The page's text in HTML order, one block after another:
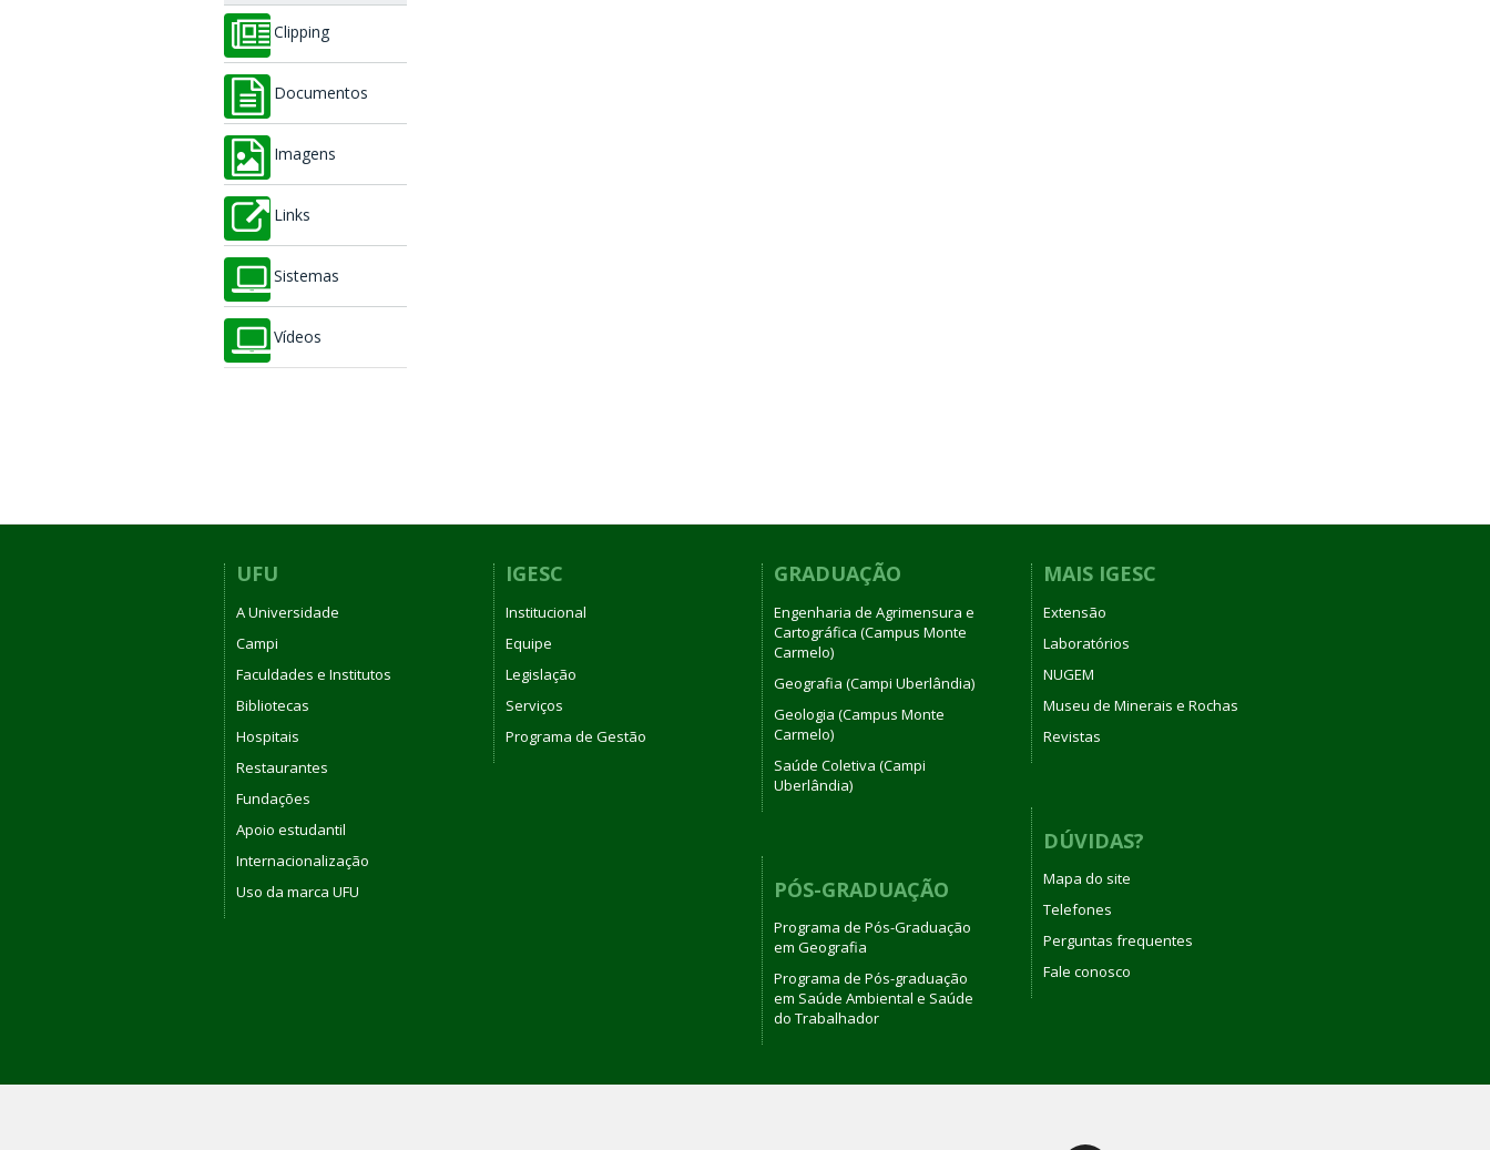
Clipping
Documentos
Imagens
Links
Sistemas
Vídeos
UFU
A Universidade
Campi
Faculdades e Institutos
Bibliotecas
Hospitais
Restaurantes
Fundações
Apoio estudantil
Internacionalização
Uso da marca UFU
IGESC
Institucional
Equipe
Legislação
Serviços
Programa de Gestão
GRADUAÇÃO
Engenharia de Agrimensura e
Cartográfica (Campus Monte
Carmelo)
Geografia (Campi Uberlândia)
Geologia (Campus Monte
Carmelo)
Saúde Coletiva (Campi
Uberlândia)
PÓS-GRADUAÇÃO
Programa de Pós-Graduação
em Geografia
Programa de Pós-graduação
em Saúde Ambiental e Saúde
do Trabalhador
MAIS IGESC
Extensão
Laboratórios
NUGEM
Museu de Minerais e Rochas
Revistas
DÚVIDAS?
Mapa do site
Telefones
Perguntas frequentes
Fale conosco